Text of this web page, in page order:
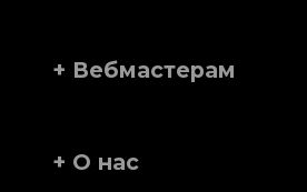
+ Вебмастерам
+ О нас